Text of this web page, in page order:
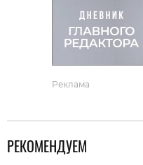
Реклама
РЕКОМЕНДУЕМ